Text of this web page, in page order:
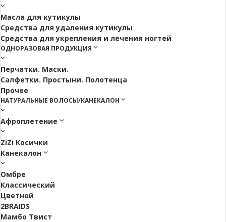
Масла для кутикулы
Средства для удаления кутикулы
Средства для укрепления и лечения ногтей
ОДНОРАЗОВАЯ ПРОДУКЦИЯ
Перчатки. Маски.
Салфетки. Простыни. Полотенца
Прочее
НАТУРАЛЬНЫЕ ВОЛОСЫ/КАНЕКАЛОН
Афроплетение
ZiZi Косички
Канекалон
Омбре
Классический
Цветной
2BRAIDS
Мамбо Твист